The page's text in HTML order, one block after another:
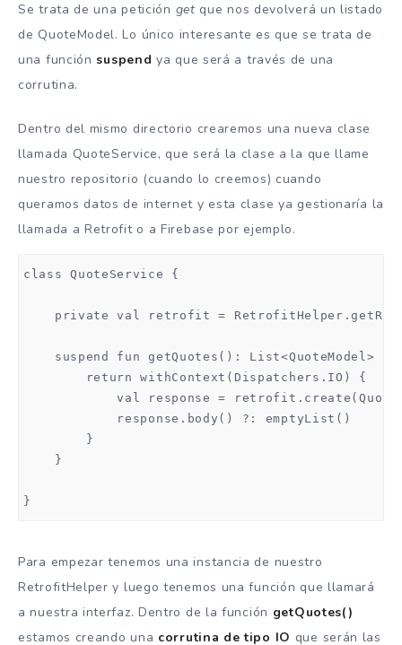
Se trata de una petición get que nos devolverá un listado
de QuoteModel. Lo único interesante es que se trata de
una funciónsuspend ya que será a través de una
corrutina.
Dentro del mismo directorio crearemos una nueva clase
llamada QuoteService, que será la clase a la que llame
nuestro repositorio (cuando lo creemos) cuando
queramos datos de internet y esta clase ya gestionaría la
llamada a Retrofit o a Firebase por ejemplo.
class QuoteService {
private val retrofit =
    suspend fun getQuotes(): List<QuoteModel> {
        return withContext(Dispatchers.IO) {
val response =
            response.body() ?: emptyList()
        }
    }
}
Para empezar tenemos una instancia de nuestro
RetrofitHelper y luego tenemos una función que llamará
a nuestra interfaz. Dentro de la función getQuotes()
estamos creando una corrutina de tipo IO que serán las